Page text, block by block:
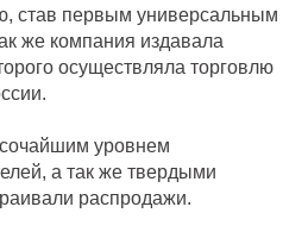
став первым универсальным
же компания издавала
осуществляла торговлю
уровнем
а так же твердыми
распродажи.